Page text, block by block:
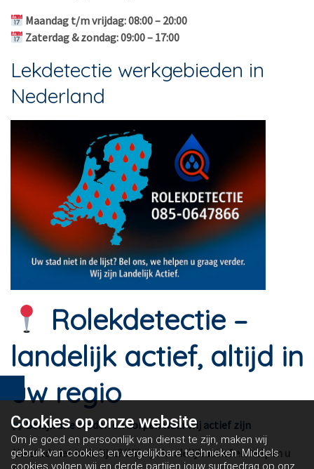
Maandag t/m vrijdag: 08:00 – 20:00
Zaterdag & zondag: 09:00 – 17:00
Lekdetectie werkgebieden in
Nederland
Rolekdetectie –
landelijk actief, altijd in
uw regio
Bekijk alle steden en dorpen waar wij actief zijn
Uw stad niet in de lijst? Wij zijn landelijk actief en helpen u
Cookies oponze website
Om je goed en persoonlijk van dienst te zijn, maken wij
gebruik van cookies en vergelijkbare technieken. Middels
cookies volgen wij en derde partijen jouw surfgedrag op onze